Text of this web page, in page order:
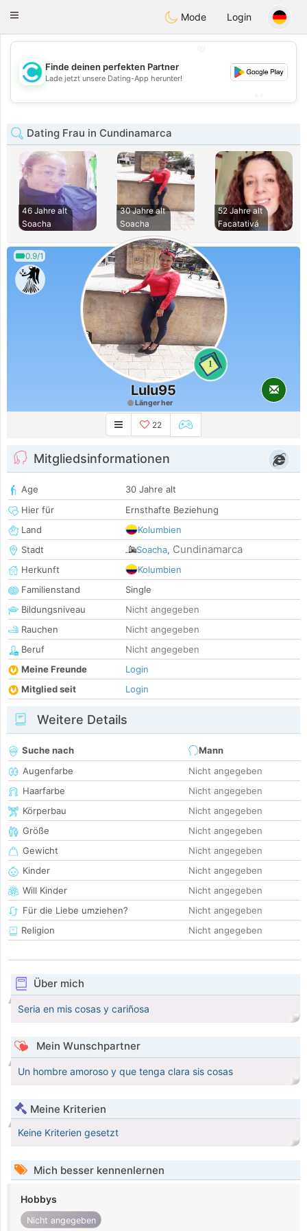
olombiaCitas
Toggle
Mode Login
💖
💕
Finde deinen perfekten Partner
Lade jetzt unsere Dating-App herunter!
Dating Frau in Cundinamarca
46 Jahre alt
Soacha
30 Jahre alt
Soacha
52 Jahre alt
Facatativá
0.9/1
1
Lulu95
Länger her
22
Mitgliedsinformationen
Age
30 Jahre alt
Hier für
Ernsthafte Beziehung
Land
Kolumbien
Stadt
Soacha, Cundinamarca
Herkunft
Kolumbien
Familienstand
Single
Bildungsniveau
Nicht angegeben
Rauchen
Nicht angegeben
Beruf
Nicht angegeben
Meine Freunde
Login
Mitglied seit
Login
Weitere Details
Suche nach
Mann
Augenfarbe
Nicht angegeben
Haarfarbe
Nicht angegeben
Körperbau
Nicht angegeben
Größe
Nicht angegeben
Gewicht
Nicht angegeben
Kinder
Nicht angegeben
Will Kinder
Nicht angegeben
Für die Liebe umziehen?
Nicht angegeben
Religion
Nicht angegeben
Über mich
Seria en mis cosas y cariñosa
Mein Wunschpartner
Un hombre amoroso y que tenga clara sis cosas
Meine Kriterien
Keine Kriterien gesetzt
Mich besser kennenlernen
Hobbys
Nicht angegeben